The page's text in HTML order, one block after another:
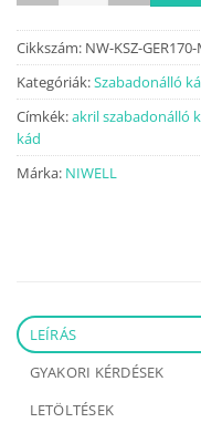
Cikkszám: NW-KSZ-
Kategóriák:Szabadonálló
Címkék:akril szabadonálló
kád
Márka: NIWELL
LEÍRÁS
GYAKORI KÉRDÉSEK
LETÖLTÉSEK